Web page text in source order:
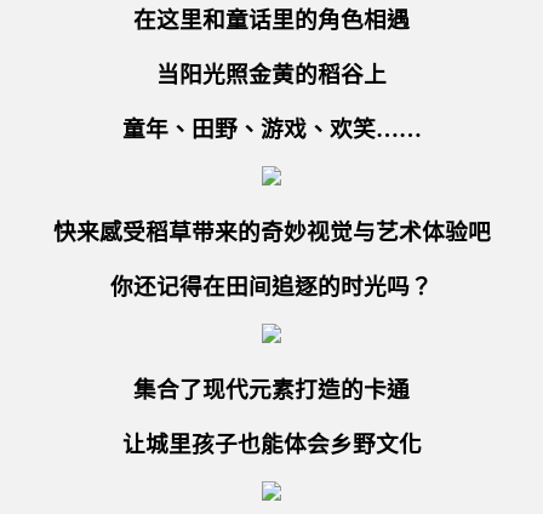
在这里和童话里的角色相遇
当阳光照金黄的稻谷上
童年、田野、游戏、欢笑……
快来感受稻草带来的奇妙视觉与艺术体验吧
你还记得在田间追逐的时光吗？
集合了现代元素打造的卡通
让城里孩子也能体会乡野文化